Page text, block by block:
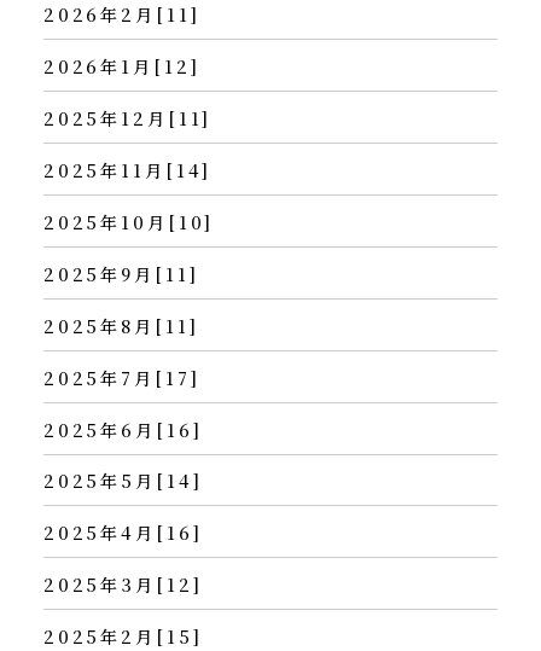
2026年2月[11]
2026年1月[12]
2025年12月[11]
2025年11月[14]
2025年10月[10]
2025年9月[11]
2025年8月[11]
2025年7月[17]
2025年6月[16]
2025年5月[14]
2025年4月[16]
2025年3月[12]
2025年2月[15]